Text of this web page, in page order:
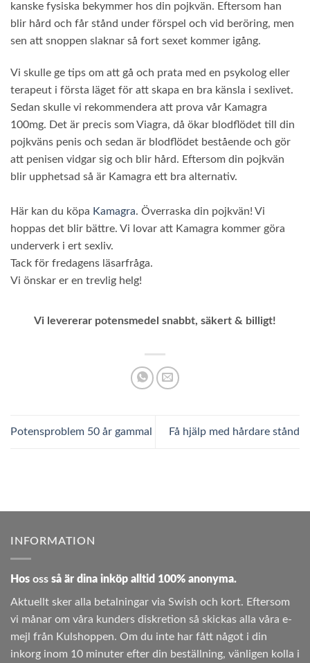
kanske fysiska bekymmer hos din pojkvän. Eftersom han
blir hård och får stånd under förspel och vid beröring, men
sen att snoppen slaknar så fort sexet kommer igång.
Vi skulle ge tips om att gå och prata med en psykolog eller
terapeut i första läget för att skapa en bra känsla i sexlivet.
Sedan skulle vi rekommendera att prova vår Kamagra
100mg. Det är precis som Viagra, då ökar blodflödet till din
pojkväns penis och sedan är blodflödet bestående och gör
att penisen vidgar sig och blir hård. Eftersom din pojkvän
blir upphetsad så är Kamagra ett bra alternativ.
Här kan du köpa Kamagra. Överraska din pojkvän! Vi
hoppas det blir bättre. Vi lovar att Kamagra kommer göra
underverk i ert sexliv.
Tack för fredagens läsarfråga.
Vi önskar er en trevlig helg!
Vi levererar potensmedel snabbt, säkert & billigt!
Potensproblem 50 år gammal Få hjälp med hårdare stånd
INFORMATION
Hos oss så är dina inköp alltid 100% anonyma.
Aktuellt sker alla betalningar via Swish och kort. Eftersom
vi månar om våra kunders diskretion så skickas alla våra e-
mejl från Kulshoppen. Om du inte har fått något i din
inkorg inom 10 minuter efter din beställning, vänligen kolla i